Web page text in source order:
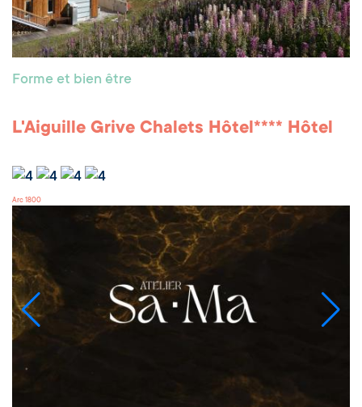
Forme et bien être
L'Aiguille Grive Chalets Hôtel**** Hôtel
Arc 1800